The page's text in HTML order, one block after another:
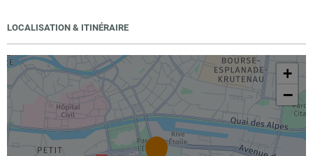
LOCALISATION & ITINÉRAIRE
+
−